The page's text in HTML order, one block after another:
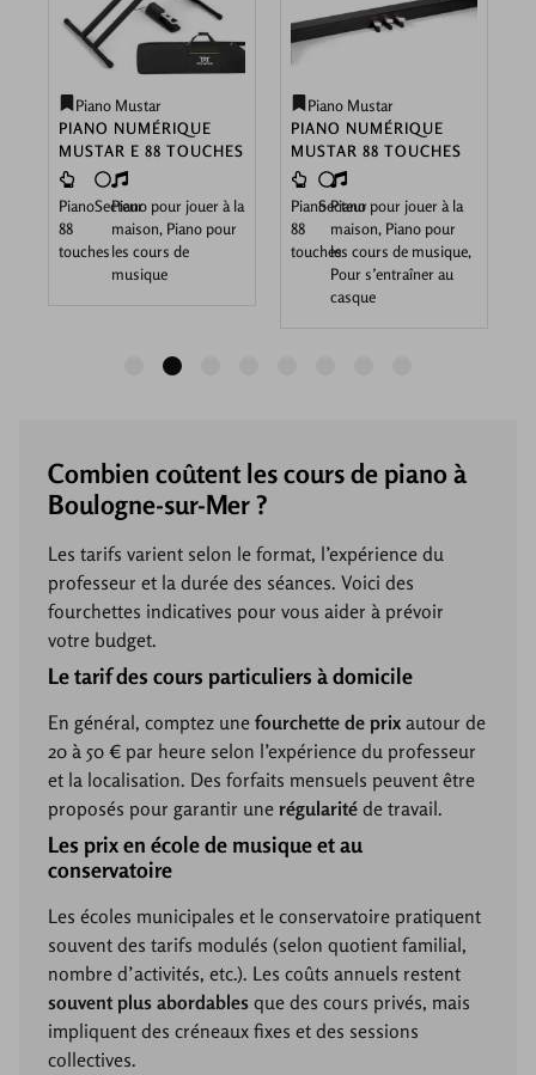
Piano Mustar
PIANO NUMÉRIQUE
MUSTAR E 88 TOUCHES
Piano
88
touches
Secteur
Piano pour jouer à la
maison, Piano pour
les cours de
musique
Piano Mustar
PIANO NUMÉRIQUE
MUSTAR 88 TOUCHES
Piano
88
touches
Secteur
Piano pour jouer à la
maison, Piano pour
les cours de musique,
Pour s’entraîner au
casque
4
Combien coûtent les cours de piano à
Boulogne-sur-Mer ?
Les tarifs varient selon le format, l’expérience du
professeur et la durée des séances. Voici des
fourchettes indicatives pour vous aider à prévoir
votre budget.
Le tarif des cours particuliers à domicile
En général, comptez une fourchette de prix autour de
20 à 50 € par heure selon l’expérience du professeur
et la localisation. Des forfaits mensuels peuvent être
proposés pour garantir une régularité de travail.
Les prix en école de musique et au
conservatoire
Les écoles municipales et le conservatoire pratiquent
souvent des tarifs modulés (selon quotient familial,
nombre d’activités, etc.). Les coûts annuels restent
souvent plus abordables que des cours privés, mais
impliquent des créneaux fixes et des sessions
collectives.